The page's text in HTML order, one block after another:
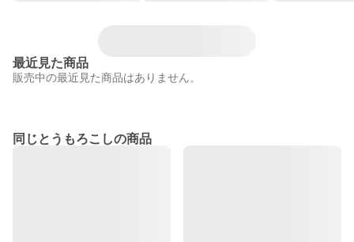
最近見た商品
販売中の最近見た商品はありません。
同じとうもろこしの商品